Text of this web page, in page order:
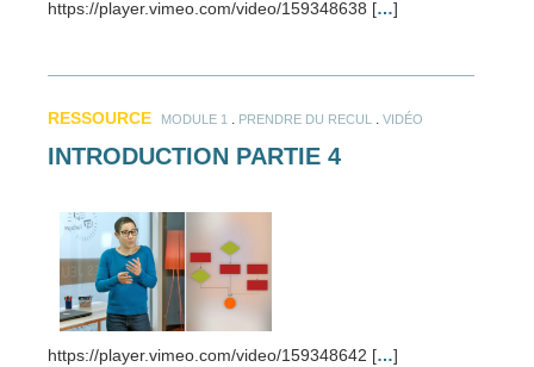
https://player.vimeo.com/video/159348638 […]
RESSOURCE MODULE 1 PRENDRE DU RECUL VIDÉO
INTRODUCTION PARTIE 4
https://player.vimeo.com/video/159348642 […]